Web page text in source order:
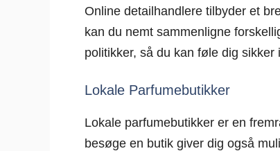
Online detailhandlere tilbyder et
kan du nemt sammenligne
politikker, så du kan føle dig sikker
Lokale Parfumebutikker
Lokale parfumebutikker er en
besøge en butik giver dig også